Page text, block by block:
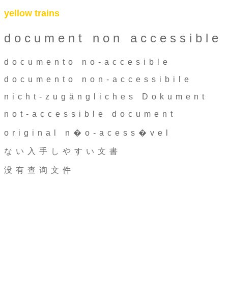
yellow trains
document non accessible
documento no-accesible
documento non-accessibile
nicht-zugängliches Dokument
not-accessible document
original n�o-acess�vel
ない入手しやすい文書
没有查询文件